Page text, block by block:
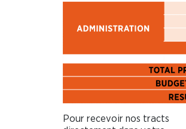
Pour recevoir nos tracts